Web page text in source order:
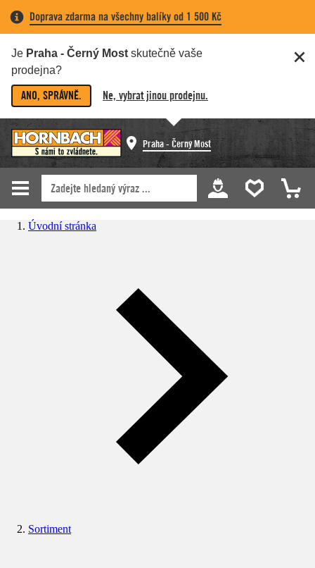
Doprava zdarma na všechny balíky od 1 500 Kč
Je Praha - Černý Most skutečně vaše
prodejna?
ANO, SPRÁVNĚ. Ne, vybrat jinou prodejnu.
Praha - Černý Most
Úvodní stránka
Sortiment